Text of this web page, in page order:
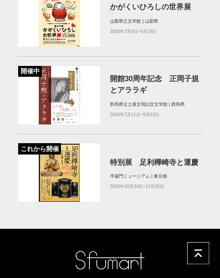
かがくいひろしの世界展
山梨県立文学館 | 山梨県
2026年7月4日~9月23日
開催中
開館30周年記念 正岡子規
とアララギ
群馬県立土屋文明記念文学館 | 群馬県
2026年7月11日~9月23日
これから開催
特別展 足利樺崎寺と運慶
半蔵門ミュージアム | 東京都
2026年10月24日~12月20日